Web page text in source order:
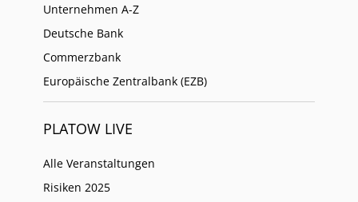
Unternehmen A-Z
Deutsche Bank
Commerzbank
Europäische Zentralbank (EZB)
PLATOW LIVE
Alle Veranstaltungen
Risiken 2025